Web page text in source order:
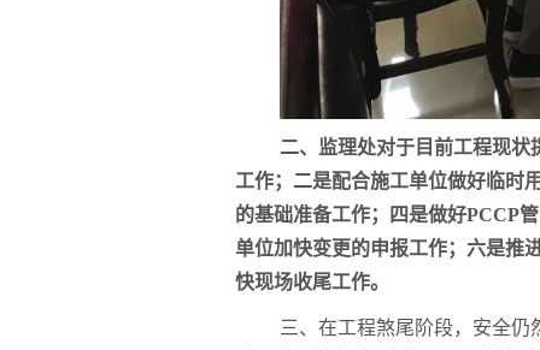
二、监理处对于目前工程现状
工作；二是配合施工单位做好临时
的基础准备工作；四是做好PCCP
单位加快变更的申报工作；六是推
快现场收尾工作。
三、在工程煞尾阶段，安全